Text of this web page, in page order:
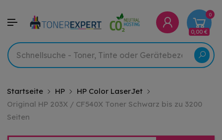
0
0,00 €
Startseite HP
HP Color LaserJet
Original HP 203X / CF540X Toner Schwarz bis zu 3200
Seiten